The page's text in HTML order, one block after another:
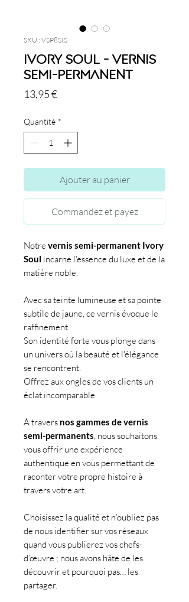
SKU : VSP8SIS
Ivory Soul - Vernis
semi-permanent
13,95 €Prix
Quantité *
Ajouter au panier
Commandez et payez
Notre vernis semi-permanent Ivory
Soul incarne l'essence du luxe et de la
matière noble.
Avec sa teinte lumineuse et sa pointe
subtile de jaune, ce vernis évoque le
raffinement.
Son identité forte vous plonge dans
un univers où la beauté et l'élégance
se rencontrent.
Offrez aux ongles de vos clients un
éclat incomparable.
À travers nos gammes de vernis
semi-permanents, nous souhaitons
vous offrir une expérience
authentique en vous permettant de
raconter votre propre histoire à
travers votre art.
Choisissez la qualité et n’oubliez pas
de nous identifier sur vos réseaux
quand vous publierez vos chefs-
d’œuvre ; nous avons hâte de les
découvrir et pourquoi pas… les
partager.